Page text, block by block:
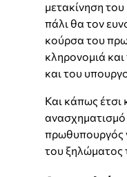
μετακίνηση
πάλι θα τον
κούρσα του
κληρονομιά
και του
Και κάπως έτσι
ανασχηματισμό
πρωθυπουργός
του ξηλώματος